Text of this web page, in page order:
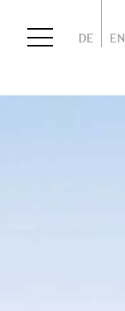
DE EN